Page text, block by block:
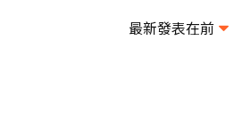
最新發表在前